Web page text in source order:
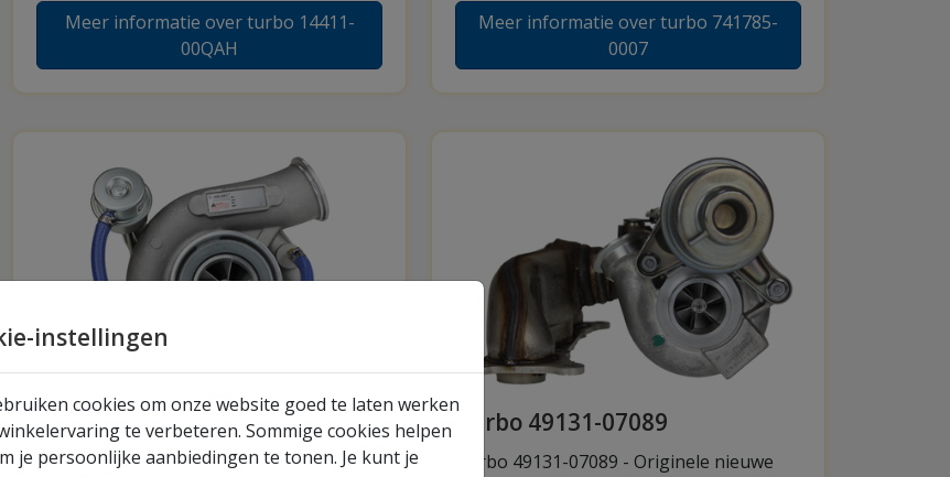
instellingen
cookies om onze website goed te laten werken
te verbeteren. Sommige cookies helpen
je persoonlijke aanbiedingen te tonen. Je kunt je
Meer informatie over turbo 14411-
00QAH
Meer informatie over turbo 741785-
0007
Turbo 4031221H
Turbo 4031221H - Originele nieuwe
Turbo 49131-07089
Turbo 49131-07089 - Originele nieuwe